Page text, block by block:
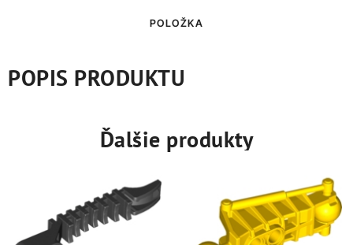
POLOŽKA
POPIS PRODUKTU
Ďalšie produkty